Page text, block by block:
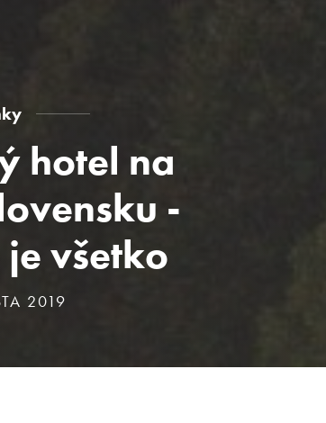
hotel na
-
všetko
2019